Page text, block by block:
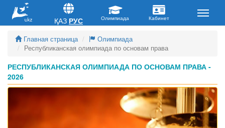
Главная страница
Олимпиада
Республиканская олимпиада по основам права
РЕСПУБЛИКАНСКАЯ ОЛИМПИАДА ПО ОСНОВАМ ПРАВА -
2026
ҚАЗ РУС